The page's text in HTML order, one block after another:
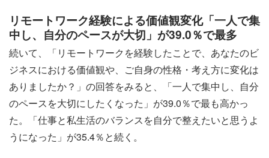
リモートワーク経験による価値観変化「一人で集
中し、自分のペースが大切」が39.0％で最多
続いて、「リモートワークを経験したことで、あなたのビ
ジネスにおける価値観や、ご自身の性格・考え方に変化は
ありましたか？」の回答をみると、「一人で集中し、自分
のペースを大切にしたくなった」が39.0％で最も高かっ
た。「仕事と私生活のバランスを自分で整えたいと思うよ
うになった」が35.4％と続く。